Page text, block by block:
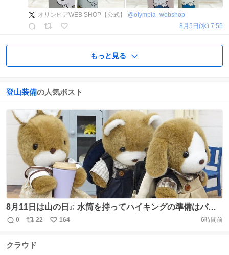
オリンピアWEB SHOP【公式】 @olympia_webshop
8月5日(水) 7:55
もっと見る
登山装備の人気ポスト
8月11日は山の日♫ 水筒を持ってハイキングの準備はバッ
チリ! ご購入はこちらから ⇩ https://t.co/j0ziULHx8Q #うさ
ぬい活 #サンアロー https://t.co/j6kpKYeGXH
返
数
0
リ
ス
22
い
164 6時間前
クラウド